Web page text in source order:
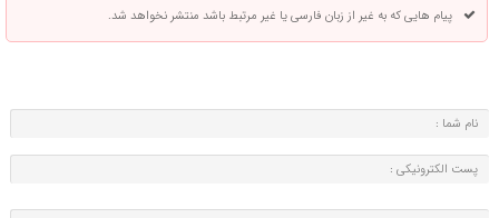
پیام هایی که به غیر از زبان فارسی یا غیر مرتبط باشد منتشر نخواهد شد.